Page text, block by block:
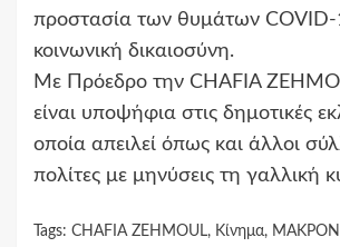
προστασία των θυμάτων COVID-
κοινωνική δικαιοσύνη.
Με Πρόεδρο την CHAFIA
είναι υποψήφια στις δημοτικές
οποία απειλεί όπως και άλλοι
πολίτες με μηνύσεις τη γαλλική
Tags: CHAFIA ZEHMOUL, Κίνημα, ΜΑΚΡΟΝ